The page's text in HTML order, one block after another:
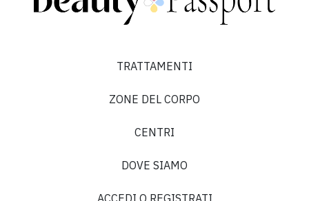
TRATTAMENTI
ZONE DEL CORPO
CENTRI
DOVE SIAMO
ACCEDI O REGISTRATI